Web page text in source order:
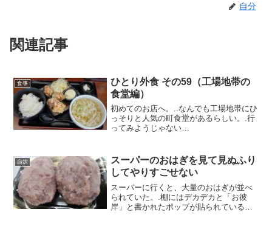
自分
関連記事
食事
ひとり外食 その59（工場地帯の
食堂編）
初めてのお店へ。..なんでも工場地帯にひ
っそりと人気の町食堂があるらしい。.行
ってみようじゃない
スがよいとは言えないこの立地で。ほと
んど作業着姿や営業っぽい人...
自炊
スーパーのおはぎを見て見ぬふり
してやりすごせない
スーパーに行くと、大量のおはぎが並べ
られていた。.棚にはデカデカと「お彼
岸」と書かれたポップが貼られている。